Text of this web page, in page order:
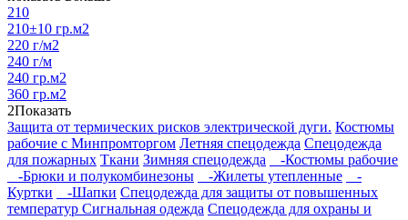
210
210±10 гр.м2
220 г/м2
240 г/м
240 гр.м2
360 гр.м2
2Показать
Защита от термических рисков электрической дуги. Костюмы
рабочие с Минпромторгом Летняя спецодежда Спецодежда
для пожарных Ткани Зимняя спецодежда
-Костюмы рабочие
-Брюки и полукомбинезоны
-Жилеты утепленные
-
Куртки
-Шапки Спецодежда для защиты от повышенных
температур Сигнальная одежда Спецодежда для охраны и